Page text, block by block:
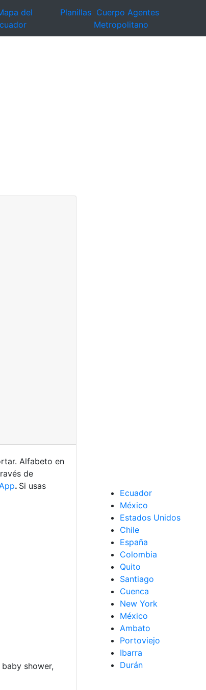
del
Planillas Cuerpo Agentes
Metropolitano
Alfabeto en
de
. Si usas
shower,
Ecuador
México
Estados Unidos
Chile
España
Colombia
Quito
Santiago
Cuenca
New York
México
Ambato
Portoviejo
Ibarra
Durán